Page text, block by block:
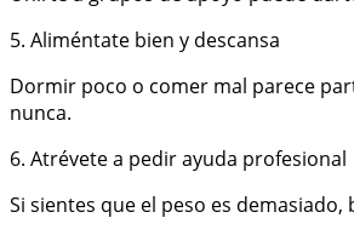
5. Aliméntate bien y descansa
Dormir poco o comer mal parece
nunca.
6. Atrévete a pedir ayuda profesional
Si sientes que el peso es